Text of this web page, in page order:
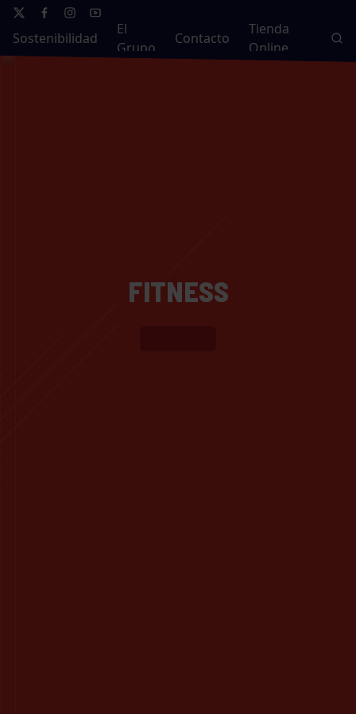
Sostenibilidad
El
Grupo
Contacto
Tienda
Online
FITNESS